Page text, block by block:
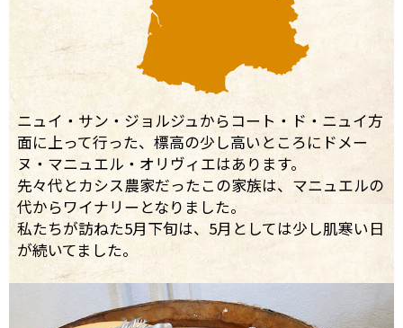
ニュイ・サン・ジョルジュからコート・ド・ニュイ方
面に上って行った、標高の少し高いところにドメー
ヌ・マニュエル・オリヴィエはあります。
先々代とカシス農家だったこの家族は、マニュエルの
代からワイナリーとなりました。
私たちが訪ねた5月下旬は、5月としては少し肌寒い日
が続いてました。